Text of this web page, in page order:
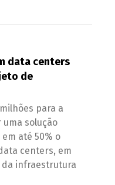
data centers
de
para a
uma solução
até 50% o
centers, em
da infraestrutura